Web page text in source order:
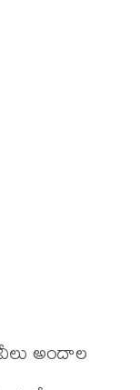
అందాల